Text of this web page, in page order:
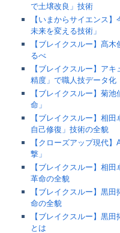
で土壌改良」技術
【いまからサイエンス
未来を変える技術」
【ブレイクスルー】髙
るべ
【ブレイクスルー】ア
精度」で職人技データ化
【ブレイクスルー】菊
命」
【ブレイクスルー】相
自己修復」技術の全貌
【クローズアップ現代
撃」
【ブレイクスルー】相
革命の全貌
【ブレイクスルー】黒
命の全貌
【ブレイクスルー】黒
とは